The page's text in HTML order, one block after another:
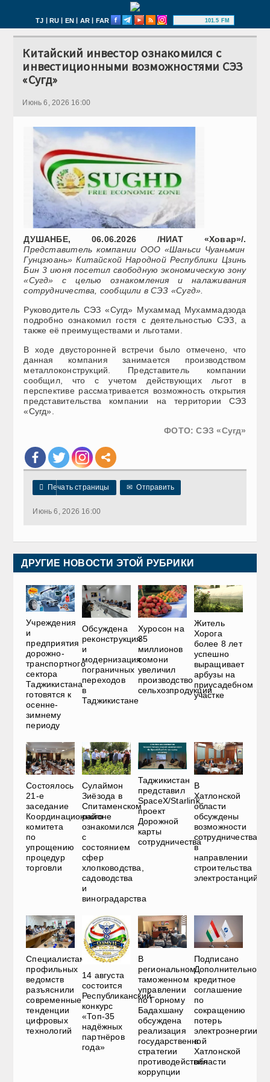
TJ | RU | EN | AR | FAR 101.5 FM
Китайский инвестор ознакомился с
инвестиционными возможностями СЭЗ
«Сугд»
Июнь 6, 2026 16:00
ДУШАНБЕ, 06.06.2026 /НИАТ «Ховар»/.
Представитель компании ООО «Шаньси Чуаньмин
Гунцзюань» Китайской Народной Республики Цзинь
Бин 3 июня посетил свободную экономическую зону
«Сугд» с целью ознакомления и налаживания
сотрудничества, сообщили в СЭЗ «Сугд».
Руководитель СЭЗ «Сугд» Мухаммад Мухаммадзода
подробно ознакомил гостя с деятельностью СЭЗ, а
также её преимуществами и льготами.
В ходе двусторонней встречи было отмечено, что
данная компания занимается производством
металлоконструкций. Представитель компании
сообщил, что с учетом действующих льгот в
перспективе рассматривается возможность открытия
представительства компании на территории СЭЗ
«Сугд».
ФОТО:СЭЗ «Сугд»
 Печать страницы ✉ Отправить
Июнь 6, 2026 16:00
ДРУГИЕ НОВОСТИ ЭТОЙ РУБРИКИ
Учреждения
и
предприятия
дорожно-
транспортного
сектора
Таджикистана
готовятся к
осенне-
зимнему
периоду
Обсуждена
реконструкция
и
модернизация
пограничных
переходов
в
Таджикистане
Хуросон на
35
миллионов
сомони
увеличил
производство
сельхозпродукции
Житель
Хорога
более 8 лет
успешно
выращивает
арбузы на
приусадебном
участке
Состоялось
21-е
заседание
Координационного
комитета
по
упрощению
процедур
торговли
Сулаймон
Зиёзода в
Спитаменском
районе
ознакомился
с
состоянием
сфер
хлопководства,
садоводства
и
виноградарства
Таджикистан
представил
SpaceX/Starlink
проект
Дорожной
карты
сотрудничества
В
Хатлонской
области
обсуждены
возможности
сотрудничества
в
направлении
строительства
электростанций
Специалистам
профильных
ведомств
разъяснили
современные
тенденции
цифровых
технологий
14 августа
состоится
Республиканский
конкурс
«Топ-35
надёжных
партнёров
года»
В
региональном
таможенном
управлении
по Горному
Бадахшану
обсуждена
реализация
государственной
стратегии
противодействия
коррупции
Подписано
Дополнительное
кредитное
соглашение
по
сокращению
потерь
электроэнергии
в
Хатлонской
области